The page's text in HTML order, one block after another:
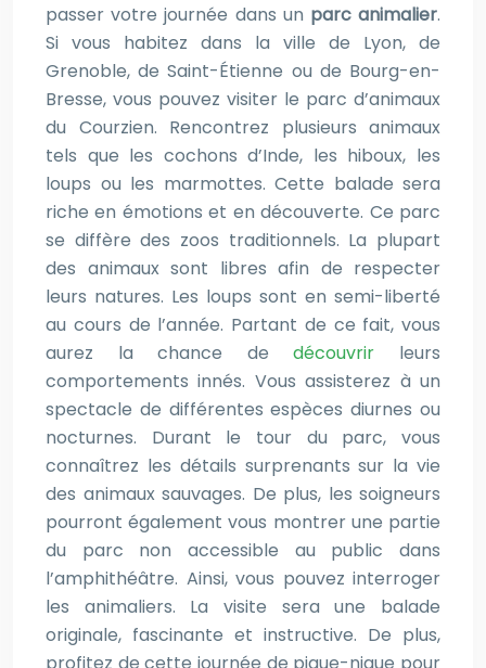
passer votre journée dans un parc animalier.
Si vous habitez dans la ville de Lyon, de
Grenoble, de Saint-Étienne ou de Bourg-en-
Bresse, vous pouvez visiter le parc d’animaux
du Courzien. Rencontrez plusieurs animaux
tels que les cochons d’Inde, les hiboux, les
loups ou les marmottes. Cette balade sera
riche en émotions et en découverte. Ce parc
se diffère des zoos traditionnels. La plupart
des animaux sont libres afin de respecter
leurs natures. Les loups sont en semi-liberté
au cours de l’année. Partant de ce fait, vous
aurez la chance dedécouvrir leurs
comportements innés. Vous assisterez à un
spectacle de différentes espèces diurnes ou
nocturnes. Durant le tour du parc, vous
connaîtrez les détails surprenants sur la vie
des animaux sauvages. De plus, les soigneurs
pourront également vous montrer une partie
du parc non accessible au public dans
l’amphithéâtre. Ainsi, vous pouvez interroger
les animaliers. La visite sera une balade
originale, fascinante et instructive. De plus,